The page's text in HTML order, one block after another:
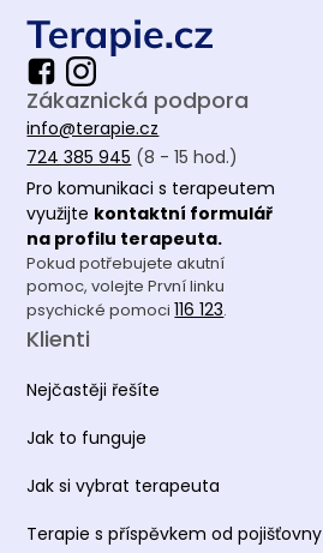
Zákaznická podpora
info@terapie.cz
724 385 945 (8 - 15 hod.)
Pro komunikaci s terapeutem
využijte kontaktní formulář
na profilu terapeuta.
Pokud potřebujete akutní
pomoc, volejte První linku
psychické pomoci116 123.
Klienti
Nejčastěji řešíte
Jak to funguje
Jak si vybrat terapeuta
Terapie s příspěvkem od pojišťovny